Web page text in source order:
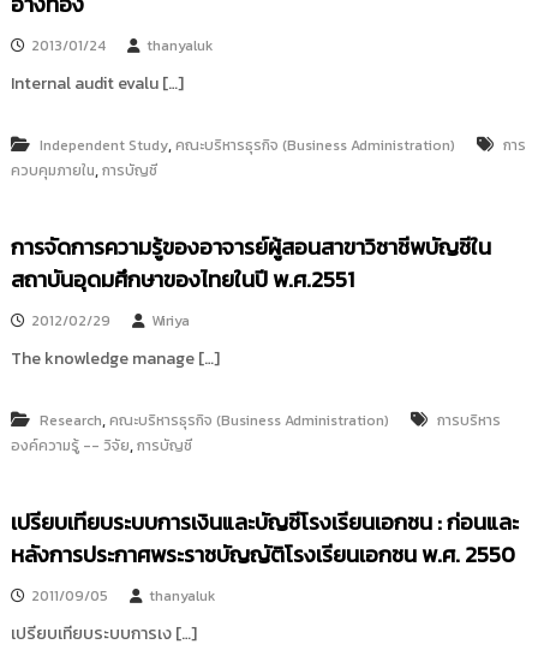
2013/01/24 thanyaluk
Internal audit evalu […]
Independent Study,คณะบริหารธุรกิจ (Business Administration)
การ
ควบคุมภายใน,การบัญชี
การจัดการความรู้ของอาจารย์ผู้สอนสาขาวิชาชีพบัญชีใน
สถาบันอุดมศึกษาของไทยในปี พ.ศ.2551
2012/02/29 Wiriya
The knowledge manage […]
Research,คณะบริหารธุรกิจ (Business Administration)
การบริหาร
องค์ความรู้ -- วิจัย,การบัญชี
เปรียบเทียบระบบการเงินและบัญชีโรงเรียนเอกชน : ก่อนและ
หลังการประกาศพระราชบัญญัติโรงเรียนเอกชน พ.ศ. 2550
2011/09/05 thanyaluk
เปรียบเทียบระบบการเง […]